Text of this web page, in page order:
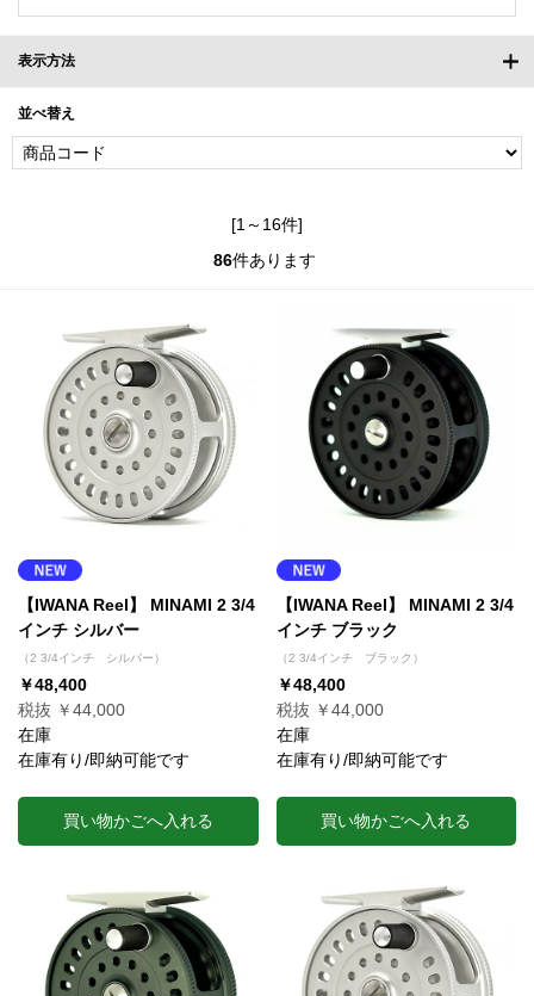
表示方法
並べ替え
[1～16件]
86件あります
【IWANA Reel】 MINAMI 2 3/4
インチ シルバー
（2 3/4インチ シルバー）
￥48,400
税抜 ￥44,000
在庫
在庫有り/即納可能です
買い物かごへ入れる
【IWANA Reel】 MINAMI 2 3/4
インチ ブラック
（2 3/4インチ ブラック）
￥48,400
税抜 ￥44,000
在庫
在庫有り/即納可能です
買い物かごへ入れる